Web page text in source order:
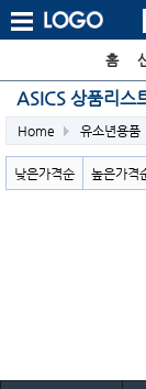
홈
ASICS 상품리스
Home 유소년용품
낮은가격순 높은가격